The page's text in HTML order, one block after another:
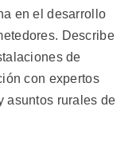
en el desarrollo
Describe
de
con expertos
asuntos rurales de